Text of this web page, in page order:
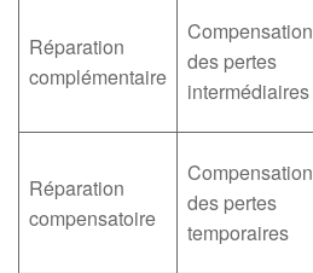
Réparation
complémentaire
Compensation
des pertes
intermédiaires
Réparation
compensatoire
Compensation
des pertes
temporaires